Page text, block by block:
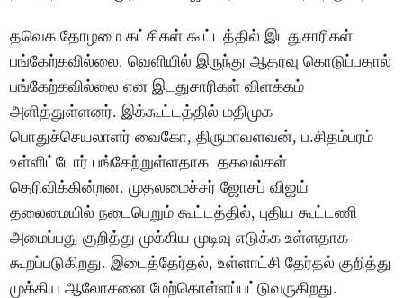
தவெக தோழமை கட்சிகள் கூட்டத்தில் இடதுசாரிகள்
பங்கேற்கவில்லை. வெளியில் இருந்து ஆதரவு கொடுப்பதால்
பங்கேற்கவில்லை என இடதுசாரிகள் விளக்கம்
அளித்துள்ளனர். இக்கூட்டத்தில் மதிமுக
பொதுச்செயலாளர் வைகோ, திருமாவளவன், ப.சிதம்பரம்
உள்ளிட்டோர் பங்கேற்றுள்ளதாக தகவல்கள்
தெரிவிக்கின்றன. முதலமைச்சர் ஜோசப் விஜய்
தலைமையில் நடைபெறும் கூட்டத்தில், புதிய கூட்டணி
அமைப்பது குறித்து முக்கிய முடிவு எடுக்க உள்ளதாக
கூறப்படுகிறது. இடைத்தேர்தல், உள்ளாட்சி தேர்தல் குறித்து
முக்கிய ஆலோசனை மேற்கொள்ளப்பட்டுவருகிறது.